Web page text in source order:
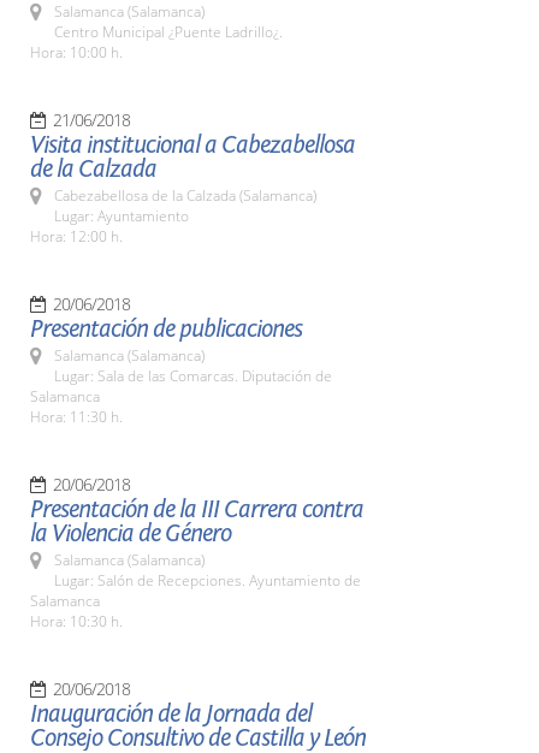
Salamanca (Salamanca)
Centro Municipal ¿Puente Ladrillo¿.
Hora: 10:00 h.
21/06/2018
Visita institucional a Cabezabellosa
de la Calzada
Cabezabellosa de la Calzada (Salamanca)
Lugar: Ayuntamiento
Hora: 12:00 h.
20/06/2018
Presentación de publicaciones
Salamanca (Salamanca)
Lugar: Sala de las Comarcas. Diputación de
Salamanca
Hora: 11:30 h.
20/06/2018
Presentación de la III Carrera contra
la Violencia de Género
Salamanca (Salamanca)
Lugar: Salón de Recepciones. Ayuntamiento de
Salamanca
Hora: 10:30 h.
20/06/2018
Inauguración de la Jornada del
Consejo Consultivo de Castilla y León